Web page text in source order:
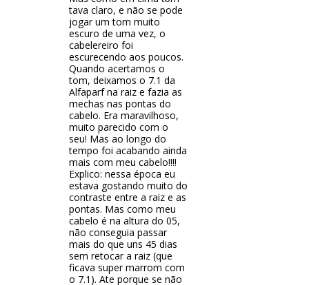
tava claro, e não se pode
jogar um tom muito
escuro de uma vez, o
cabelereiro foi
escurecendo aos poucos.
Quando acertamos o
tom, deixamos o 7.1 da
Alfaparf na raiz e fazia as
mechas nas pontas do
cabelo. Era maravilhoso,
muito parecido com o
seu! Mas ao longo do
tempo foi acabando ainda
mais com meu cabelo!!!!
Explico: nessa época eu
estava gostando muito do
contraste entre a raiz e as
pontas. Mas como meu
cabelo é na altura do 05,
não conseguia passar
mais do que uns 45 dias
sem retocar a raiz (que
ficava super marrom com
o 7.1). Ate porque se não